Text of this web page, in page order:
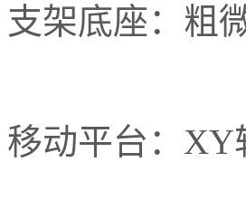
支架底座：粗
移动平台：XY